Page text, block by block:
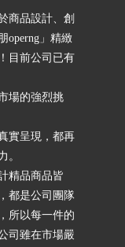
商品設計、創
operng」精緻
目前公司已有
場的強烈挑
實呈現，都再
。
精品商品皆
都是公司團隊
所以每一件的
司雖在市場嚴